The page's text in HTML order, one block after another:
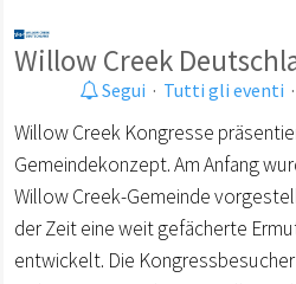
Willow Creek
Segui · Tutti gli eventi ·
Willow Creek Kongresse
Gemeindekonzept. Am Anfang
Willow Creek-Gemeinde
der Zeit eine weit gefächerte
entwickelt. Die